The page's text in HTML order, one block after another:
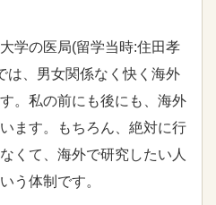
学の医局(留学当時:住田孝
は、男女関係なく快く海外
。私の前にも後にも、海外
ます。もちろん、絶対に行
くて、海外で研究したい人
う体制です。